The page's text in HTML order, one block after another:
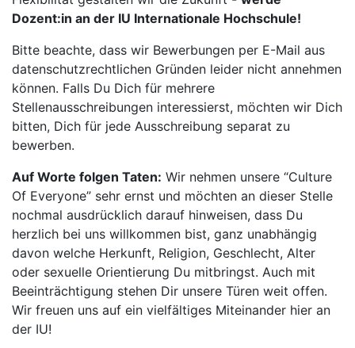
Dozent:in an der IU Internationale Hochschule!
Bitte beachte, dass wir Bewerbungen per E-Mail aus
datenschutzrechtlichen Gründen leider nicht annehmen
können. Falls Du Dich für mehrere
Stellenausschreibungen interessierst, möchten wir Dich
bitten, Dich für jede Ausschreibung separat zu
bewerben.
Auf Worte folgen Taten: Wir nehmen unsere “Culture
Of Everyone” sehr ernst und möchten an dieser Stelle
nochmal ausdrücklich darauf hinweisen, dass Du
herzlich bei uns willkommen bist, ganz unabhängig
davon welche Herkunft, Religion, Geschlecht, Alter
oder sexuelle Orientierung Du mitbringst. Auch mit
Beeinträchtigung stehen Dir unsere Türen weit offen.
Wir freuen uns auf ein vielfältiges Miteinander hier an
der IU!